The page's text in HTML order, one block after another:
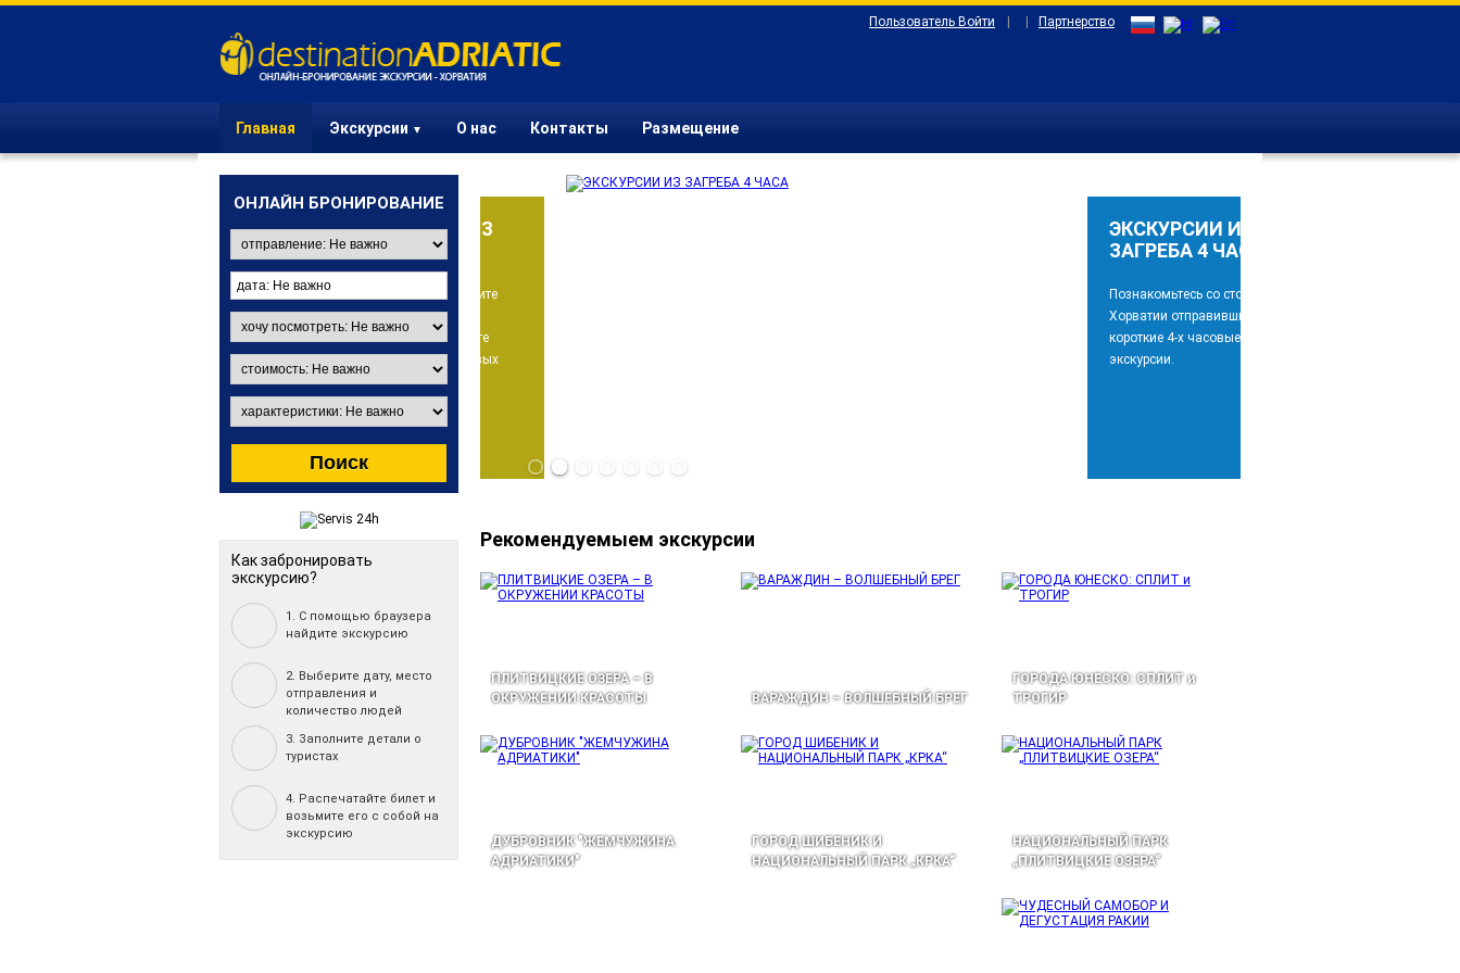
Пользователь Войти Партнерство
Главная Экскурсии ▼ О нас Контакты Размещение
ОНЛАЙН БРОНИРОВАНИЕ
ЭКСКУРСИИ ИЗ
ЗАГРЕБА
Вы в Загребе? Выберите
одну из интересных
экскурсий и порадуйте
партнеров.
ЭКСКУРСИИ ИЗ
ЗАГРЕБА 4 ЧАСА
Познакомьтесь со столицей
Хорватии отправившись на
короткие 4-х часовые
Как забронировать
экскурсию?
1. С помощью браузера
найдите экскурсию
2. Выберите дату, место
отправления и
количество людей
3. Заполните детали о
туристах
4. Распечатайте билет и
возьмите его с собой на
экскурсию
Рекомендуемыем экскурсии
ПЛИТВИЦКИЕ ОЗЕРА – В
ОКРУЖЕНИИ КРАСОТЫ
ВАРАЖДИН – ВОЛШЕБНЫЙ БРЕГ
ГОРОДА ЮНЕСКО: СПЛИТ и
ТРОГИР
ДУБРОВНИК "ЖЕМЧУЖИНА
АДРИАТИКИ"
ГОРОД ШИБЕНИК И
НАЦИОНАЛЬНЫЙ ПАРК „КРКА“
НАЦИОНАЛЬНЫЙ ПАРК
„ПЛИТВИЦКИЕ ОЗЕРА“